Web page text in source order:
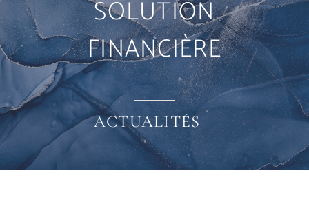
Partenariat
Actualités
Contact
SOLUTION
FINANCIÈRE
ACTUALITÉS